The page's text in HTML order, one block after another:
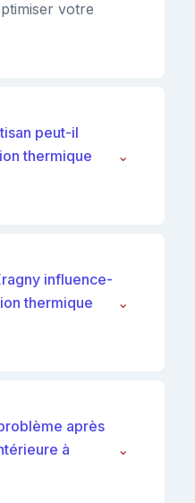
votre
peut-il
thermique
⌄
influence-
thermique
⌄
après
à
⌄